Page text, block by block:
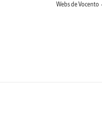
Webs de Vocento